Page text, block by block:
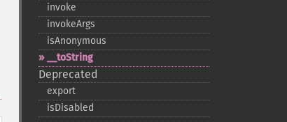
invoke
invokeArgs
isAnonymous
_​_​toString
Deprecated
export
isDisabled